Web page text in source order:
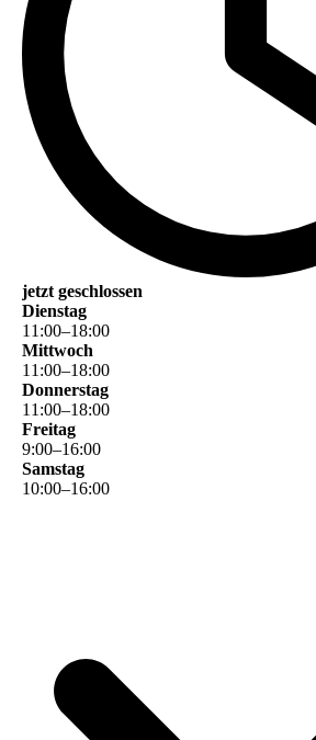
jetzt geschlossen
Dienstag
11 :00–18:00
Mittwoch
11 :00–18:00
Donnerstag
11 :00–18:00
Freitag
9:00–16:00
Samstag
10:00–16:00